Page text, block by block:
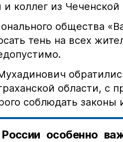
коллег из Чеченской
общества
тень на всех
области, с
соблюдать законы
особенно